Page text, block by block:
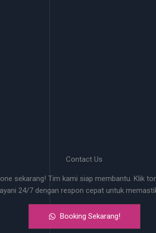
Contact Us
sekarang! Tim kami siap membantu. Klik
24/7 dengan respon cepat untuk
Booking Sekarang!